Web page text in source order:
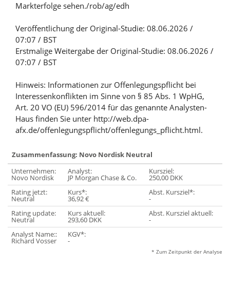
Markterfolge sehen./rob/ag/edh
Veröffentlichung der Original-Studie: 08.06.2026 /
07:07 / BST
Erstmalige Weitergabe der Original-Studie: 08.06.2026 /
07:07 / BST
Hinweis: Informationen zur Offenlegungspflicht bei
Interessenkonflikten im Sinne von § 85 Abs. 1 WpHG,
Art. 20 VO (EU) 596/2014 für das genannte Analysten-
Haus finden Sie unter http://web.dpa-
afx.de/offenlegungspflicht/offenlegungs_pflicht.html.
Zusammenfassung: Novo Nordisk Neutral
Unternehmen:
Novo Nordisk
Analyst:
JP Morgan Chase & Co.
Kursziel:
250,00 DKK
Rating jetzt:
Neutral
Kurs*:
36,92 €
Abst. Kursziel*:
-
Rating update:
Neutral
Kurs aktuell:
293,60 DKK
Abst. Kursziel aktuell:
-
Analyst Name::
Richard Vosser
KGV*:
-
* Zum Zeitpunkt der Analyse